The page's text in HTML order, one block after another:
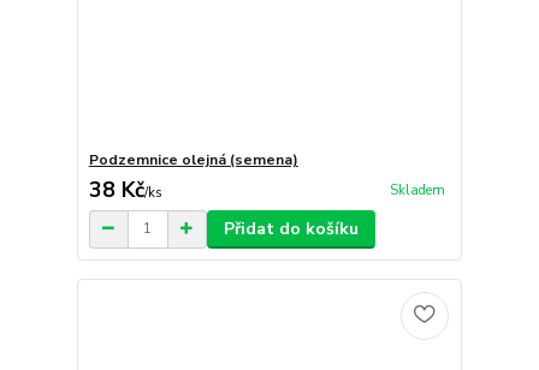
Podzemnice olejná (semena)
38 Kč/ks Skladem
Přidat do košíku